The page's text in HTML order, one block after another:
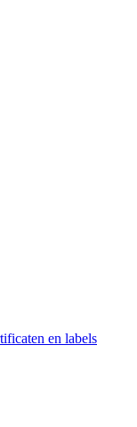
en labels